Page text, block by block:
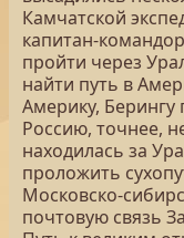
Камчатской
капитан-
пройти через
найти путь в
Америку, Берингу
Россию, точнее,
находилась за
проложить
Московско-
почтовую связь